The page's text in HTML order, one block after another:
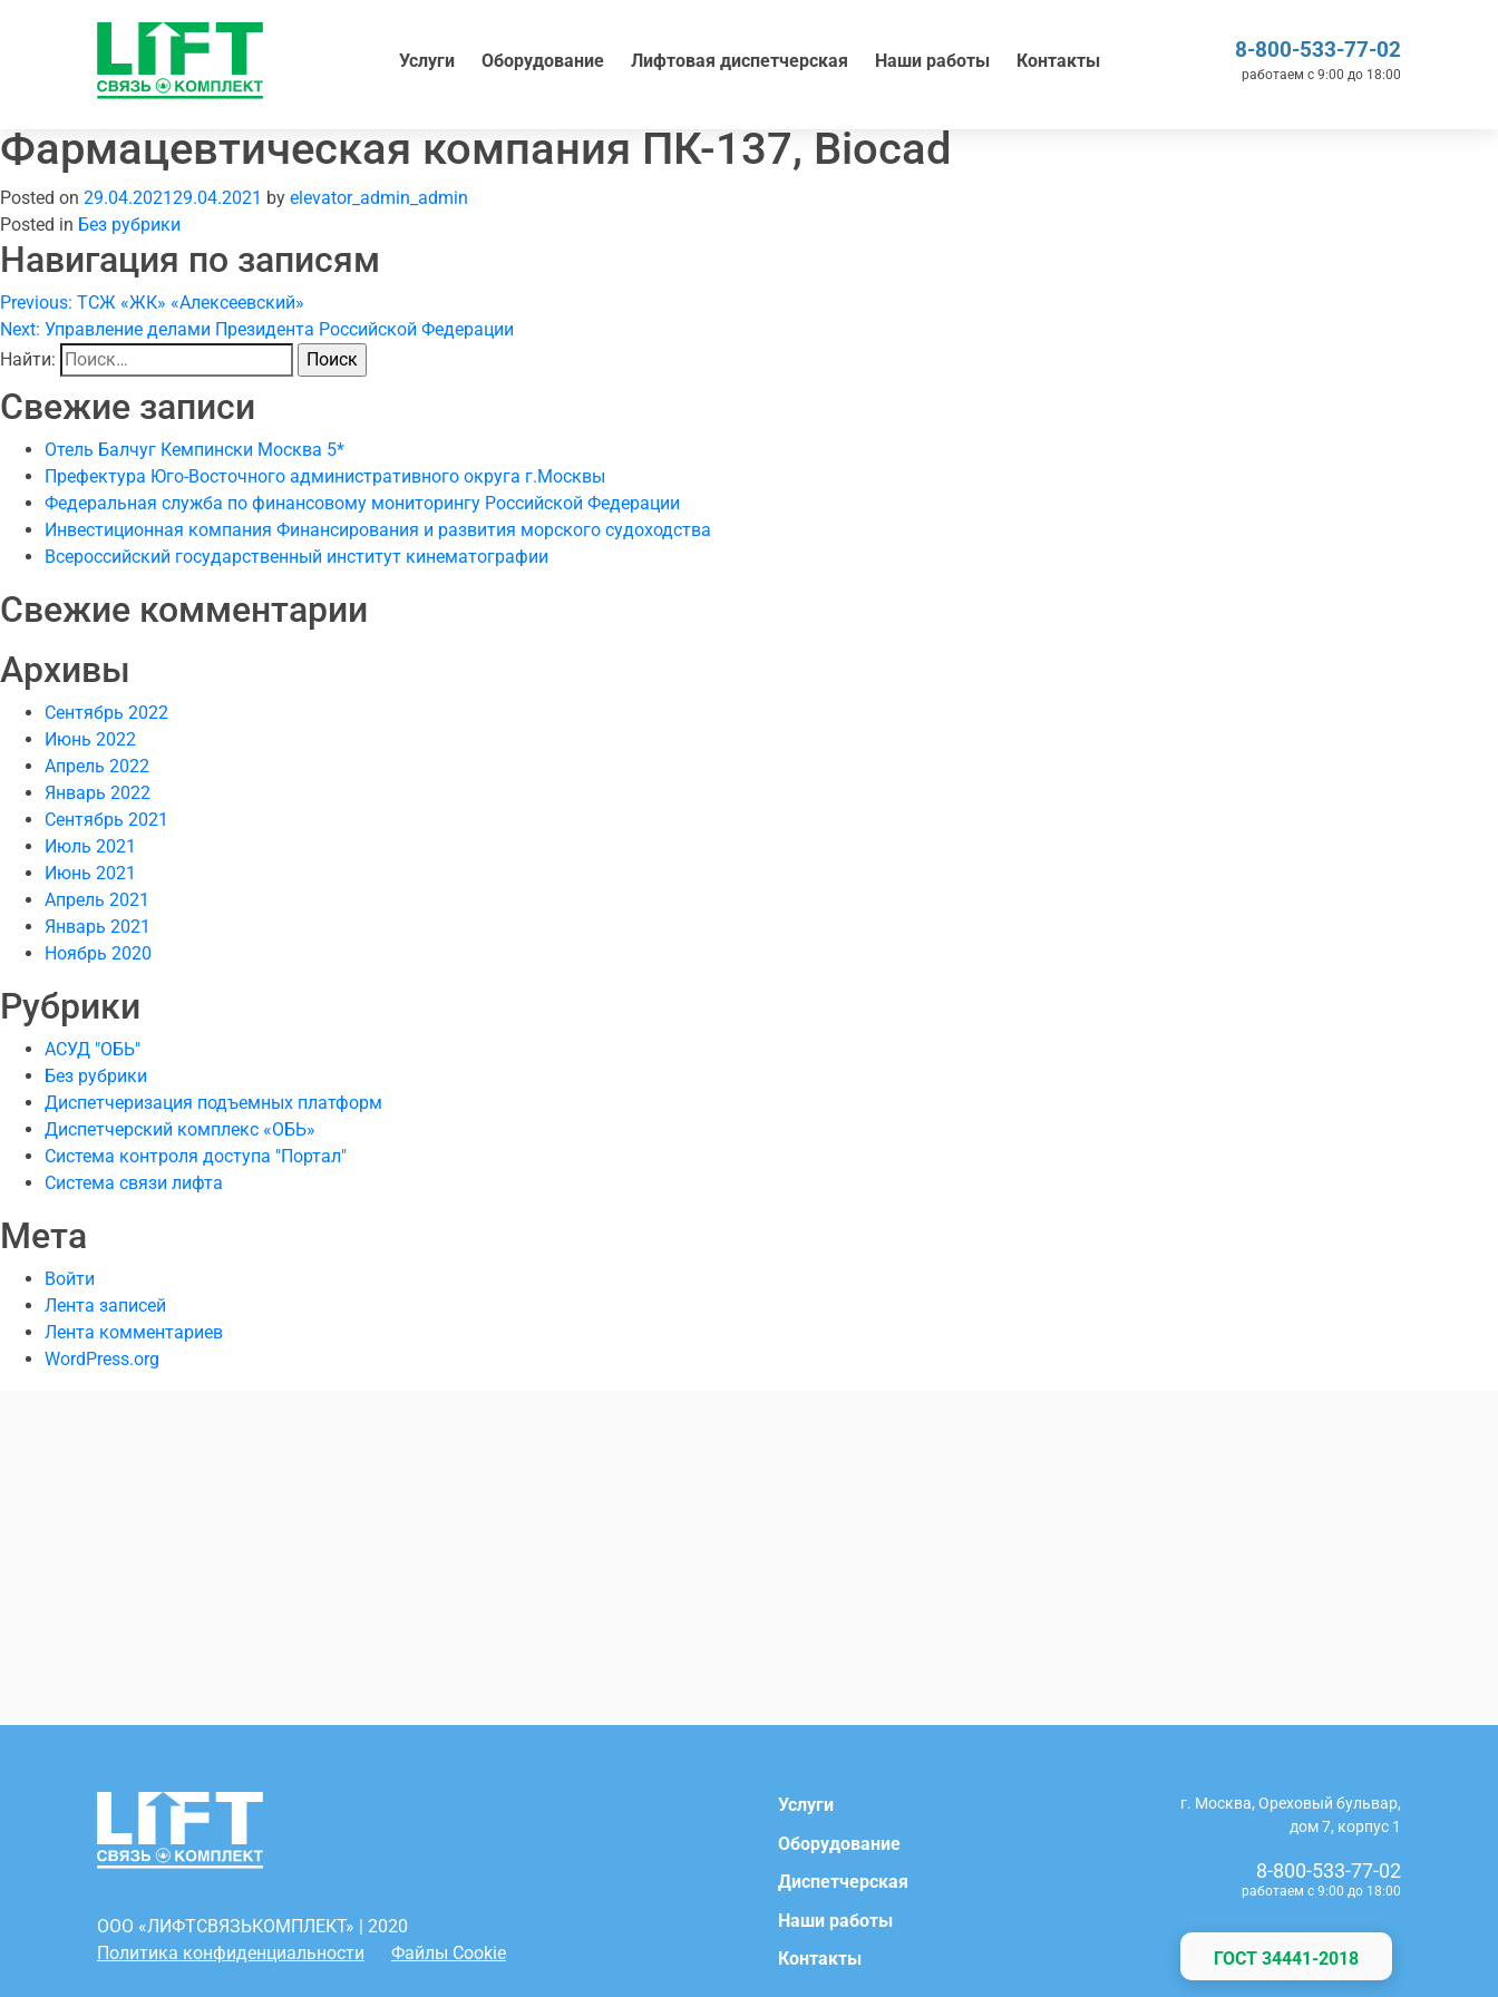
Услуги Оборудование Лифтовая диспетчерская Наши работы Контакты 8-800-533-77-02
работаем с 9:00 до 18:00
Фармацевтическая компания ПК-137, Biocad
Posted on 29.04.202129.04.2021 by elevator_admin_admin
Posted in Без рубрики
Навигация по записям
Previous: ТСЖ «ЖК» «Алексеевский»
Next: Управление делами Президента Российской Федерации
Найти:
Свежие записи
Отель Балчуг Кемпински Москва 5*
Префектура Юго-Восточного административного округа г.Москвы
Федеральная служба по финансовому мониторингу Российской Федерации
Инвестиционная компания Финансирования и развития морского судоходства
Всероссийский государственный институт кинематографии
Свежие комментарии
Архивы
Сентябрь 2022
Июнь 2022
Апрель 2022
Январь 2022
Сентябрь 2021
Июль 2021
Июнь 2021
Апрель 2021
Январь 2021
Ноябрь 2020
Рубрики
АСУД "ОБЬ"
Без рубрики
Диспетчеризация подъемных платформ
Диспетчерский комплекс «ОБЬ»
Система контроля доступа "Портал"
Система связи лифта
Мета
Войти
Лента записей
Лента комментариев
WordPress.org
ООО «ЛИФТСВЯЗЬКОМПЛЕКТ» | 2020
Политика конфиденциальности
Файлы Cookie
Услуги
Оборудование
Диспетчерская
Наши работы
Контакты
г. Москва, Ореховый бульвар,
дом 7, корпус 1
8-800-533-77-02
работаем с 9:00 до 18:00
ГОСТ 34441-2018